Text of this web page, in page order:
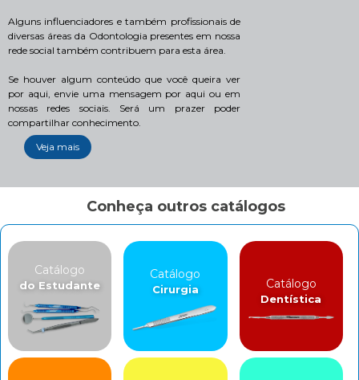
Alguns influenciadores e também profissionais de
diversas áreas da Odontologia presentes em nossa
rede social também contribuem para esta área.
Se houver algum conteúdo que você queira ver
por aqui, envie uma mensagem por aqui ou em
nossas redes sociais. Será um prazer poder
compartilhar conhecimento.
Veja mais
Conheça outros catálogos
Catálogo
do Estudante
Catálogo
Cirurgia Catálogo
Dentística